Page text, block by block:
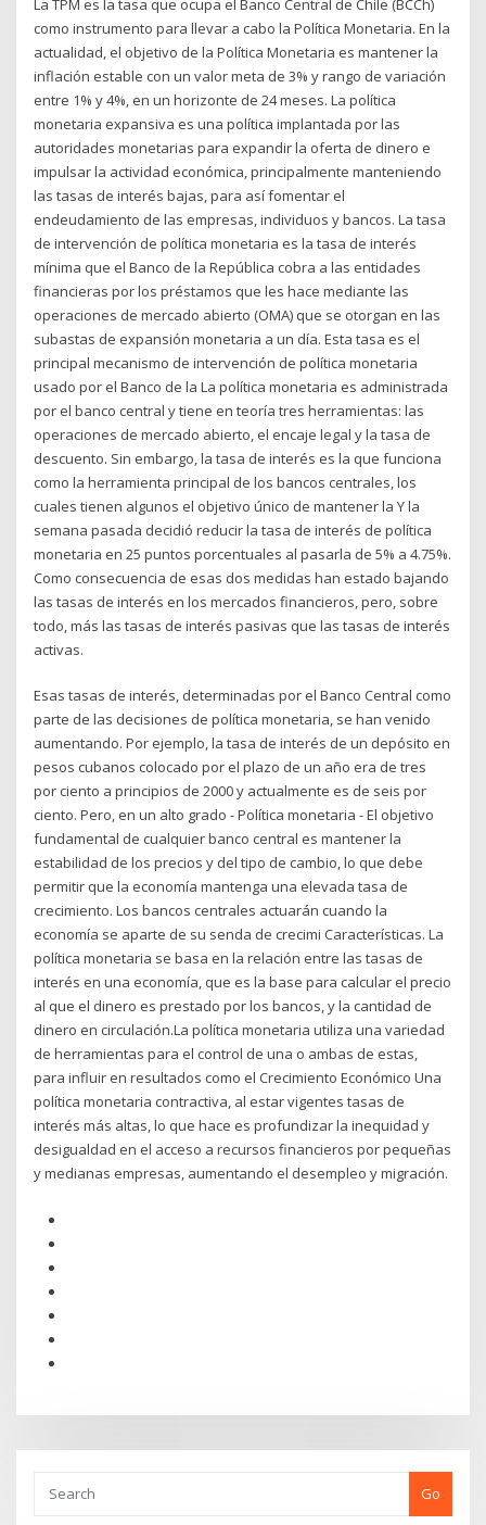
La TPM es la tasa que ocupa el Banco Central de Chile (BCCh)
como instrumento para llevar a cabo la Política Monetaria. En la
actualidad, el objetivo de la Política Monetaria es mantener la
inflación estable con un valor meta de 3% y rango de variación
entre 1% y 4%, en un horizonte de 24 meses. La política
monetaria expansiva es una política implantada por las
autoridades monetarias para expandir la oferta de dinero e
impulsar la actividad económica, principalmente manteniendo
las tasas de interés bajas, para así fomentar el
endeudamiento de las empresas, individuos y bancos. La tasa
de intervención de política monetaria es la tasa de interés
mínima que el Banco de la República cobra a las entidades
financieras por los préstamos que les hace mediante las
operaciones de mercado abierto (OMA) que se otorgan en las
subastas de expansión monetaria a un día. Esta tasa es el
principal mecanismo de intervención de política monetaria
usado por el Banco de la La política monetaria es administrada
por el banco central y tiene en teoría tres herramientas: las
operaciones de mercado abierto, el encaje legal y la tasa de
descuento. Sin embargo, la tasa de interés es la que funciona
como la herramienta principal de los bancos centrales, los
cuales tienen algunos el objetivo único de mantener la Y la
semana pasada decidió reducir la tasa de interés de política
monetaria en 25 puntos porcentuales al pasarla de 5% a 4.75%.
Como consecuencia de esas dos medidas han estado bajando
las tasas de interés en los mercados financieros, pero, sobre
todo, más las tasas de interés pasivas que las tasas de interés
activas.
Esas tasas de interés, determinadas por el Banco Central como
parte de las decisiones de política monetaria, se han venido
aumentando. Por ejemplo, la tasa de interés de un depósito en
pesos cubanos colocado por el plazo de un año era de tres
por ciento a principios de 2000 y actualmente es de seis por
ciento. Pero, en un alto grado - Política monetaria - El objetivo
fundamental de cualquier banco central es mantener la
estabilidad de los precios y del tipo de cambio, lo que debe
permitir que la economía mantenga una elevada tasa de
crecimiento. Los bancos centrales actuarán cuando la
economía se aparte de su senda de crecimi Características. La
política monetaria se basa en la relación entre las tasas de
interés en una economía, que es la base para calcular el precio
al que el dinero es prestado por los bancos, y la cantidad de
dinero en circulación.La política monetaria utiliza una variedad
de herramientas para el control de una o ambas de estas,
para influir en resultados como el Crecimiento Económico Una
política monetaria contractiva, al estar vigentes tasas de
interés más altas, lo que hace es profundizar la inequidad y
desigualdad en el acceso a recursos financieros por pequeñas
y medianas empresas, aumentando el desempleo y migración.
Go